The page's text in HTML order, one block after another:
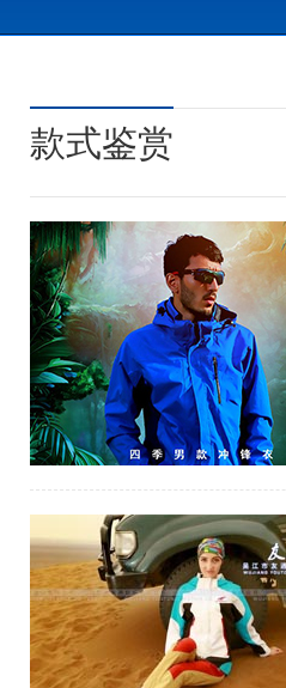
款式鉴赏